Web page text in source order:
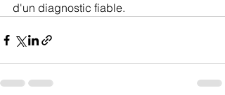
d'un diagnostic fiable.